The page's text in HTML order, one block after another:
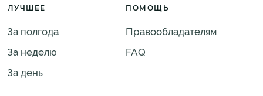
ЛУЧШЕЕ
За полгода
За неделю
За день
ПОМОЩЬ
Правообладателям
FAQ